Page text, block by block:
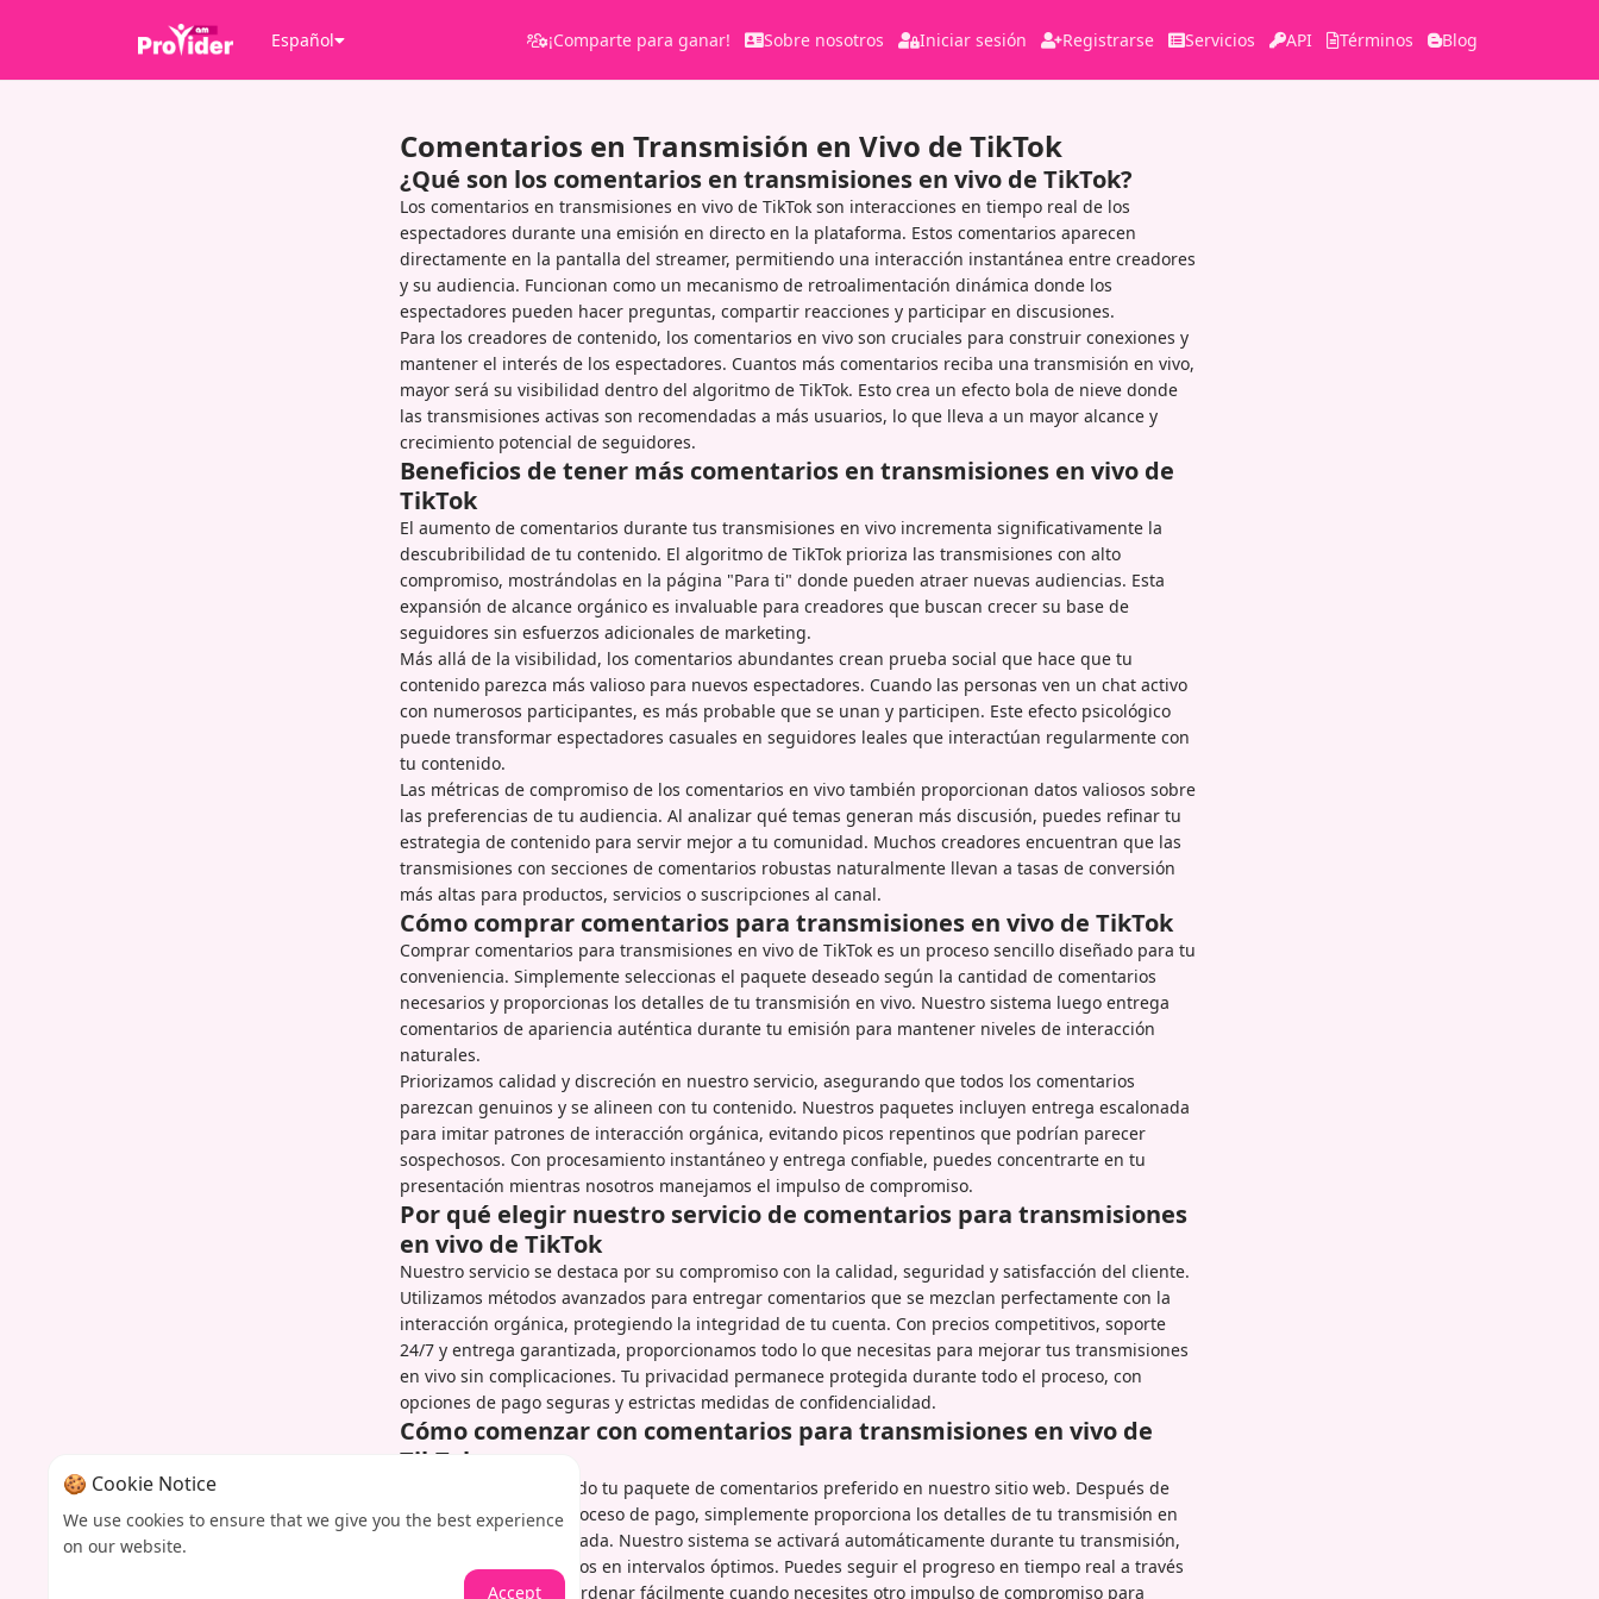
Español ¡Comparte para ganar! Sobre nosotros Iniciar sesión Registrarse Servicios API Términos Blog
Comentarios en Transmisión en Vivo de TikTok
¿Qué son los comentarios en transmisiones en vivo de TikTok?
Los comentarios en transmisiones en vivo de TikTok son interacciones en tiempo real de los
espectadores durante una emisión en directo en la plataforma. Estos comentarios aparecen
directamente en la pantalla del streamer, permitiendo una interacción instantánea entre creadores
y su audiencia. Funcionan como un mecanismo de retroalimentación dinámica donde los
espectadores pueden hacer preguntas, compartir reacciones y participar en discusiones.
Para los creadores de contenido, los comentarios en vivo son cruciales para construir conexiones y
mantener el interés de los espectadores. Cuantos más comentarios reciba una transmisión en vivo,
mayor será su visibilidad dentro del algoritmo de TikTok. Esto crea un efecto bola de nieve donde
las transmisiones activas son recomendadas a más usuarios, lo que lleva a un mayor alcance y
crecimiento potencial de seguidores.
Beneficios de tener más comentarios en transmisiones en vivo de
TikTok
El aumento de comentarios durante tus transmisiones en vivo incrementa significativamente la
descubribilidad de tu contenido. El algoritmo de TikTok prioriza las transmisiones con alto
compromiso, mostrándolas en la página "Para ti" donde pueden atraer nuevas audiencias. Esta
expansión de alcance orgánico es invaluable para creadores que buscan crecer su base de
seguidores sin esfuerzos adicionales de marketing.
Más allá de la visibilidad, los comentarios abundantes crean prueba social que hace que tu
contenido parezca más valioso para nuevos espectadores. Cuando las personas ven un chat activo
con numerosos participantes, es más probable que se unan y participen. Este efecto psicológico
puede transformar espectadores casuales en seguidores leales que interactúan regularmente con
tu contenido.
Las métricas de compromiso de los comentarios en vivo también proporcionan datos valiosos sobre
las preferencias de tu audiencia. Al analizar qué temas generan más discusión, puedes refinar tu
estrategia de contenido para servir mejor a tu comunidad. Muchos creadores encuentran que las
transmisiones con secciones de comentarios robustas naturalmente llevan a tasas de conversión
más altas para productos, servicios o suscripciones al canal.
Cómo comprar comentarios para transmisiones en vivo de TikTok
Comprar comentarios para transmisiones en vivo de TikTok es un proceso sencillo diseñado para tu
conveniencia. Simplemente seleccionas el paquete deseado según la cantidad de comentarios
necesarios y proporcionas los detalles de tu transmisión en vivo. Nuestro sistema luego entrega
comentarios de apariencia auténtica durante tu emisión para mantener niveles de interacción
naturales.
Priorizamos calidad y discreción en nuestro servicio, asegurando que todos los comentarios
parezcan genuinos y se alineen con tu contenido. Nuestros paquetes incluyen entrega escalonada
para imitar patrones de interacción orgánica, evitando picos repentinos que podrían parecer
sospechosos. Con procesamiento instantáneo y entrega confiable, puedes concentrarte en tu
presentación mientras nosotros manejamos el impulso de compromiso.
Por qué elegir nuestro servicio de comentarios para transmisiones
en vivo de TikTok
Nuestro servicio se destaca por su compromiso con la calidad, seguridad y satisfacción del cliente.
Utilizamos métodos avanzados para entregar comentarios que se mezclan perfectamente con la
interacción orgánica, protegiendo la integridad de tu cuenta. Con precios competitivos, soporte
24/7 y entrega garantizada, proporcionamos todo lo que necesitas para mejorar tus transmisiones
en vivo sin complicaciones. Tu privacidad permanece protegida durante todo el proceso, con
opciones de pago seguras y estrictas medidas de confidencialidad.
Cómo comenzar con comentarios para transmisiones en vivo de
TikTok
Comienza seleccionando tu paquete de comentarios preferido en nuestro sitio web. Después de
completar el rápido proceso de pago, simplemente proporciona los detalles de tu transmisión en
vivo y la hora programada. Nuestro sistema se activará automáticamente durante tu transmisión,
entregando comentarios en intervalos óptimos. Puedes seguir el progreso en tiempo real a través
de nuestro panel y reordenar fácilmente cuando necesites otro impulso de compromiso para
🍪 Cookie Notice
We use cookies to ensure that we give you the best experience
on our website.
Accept